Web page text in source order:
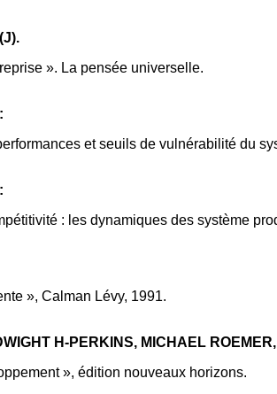
». La pensée universelle.
et seuils de vulnérabilité du
: les dynamiques des système
», Calman Lévy, 1991.
H-PERKINS, MICHAEL
», édition nouveaux horizons.